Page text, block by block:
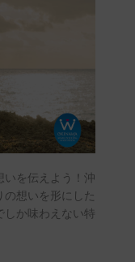
いを伝えよう！沖
の想いを形にした
か味わえない特